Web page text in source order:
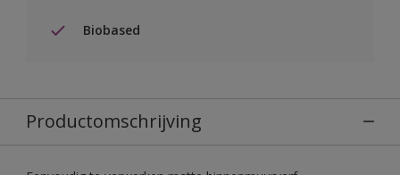
Biobased
Productomschrijving